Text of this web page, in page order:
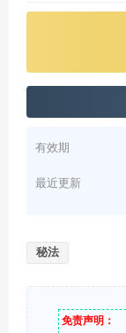
有效期
最近更新
秘法
免责声明：